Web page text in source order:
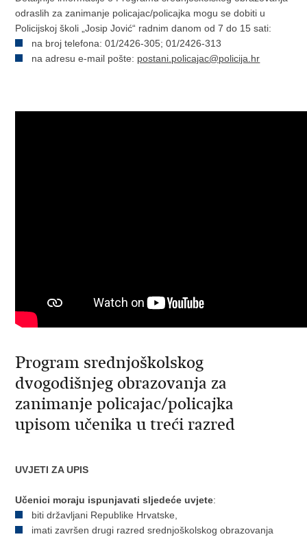
odraslih za zanimanje policajac/policajka mogu se dobiti u
Policijskoj školi „Josip Jović“ radnim danom od 7 do 15 sati:
na broj telefona: 01/2426-305; 01/2426-313
na adresu e-mail pošte: postani.policajac@policija.hr
Program srednjoškolskog
dvogodišnjeg obrazovanja za
zanimanje policajac/policajka
upisom učenika u treći razred
UVJETI ZA UPIS
Učenici moraju ispunjavati sljedeće uvjete:
biti državljani Republike Hrvatske,
imati završen drugi razred srednjoškolskog obrazovanja